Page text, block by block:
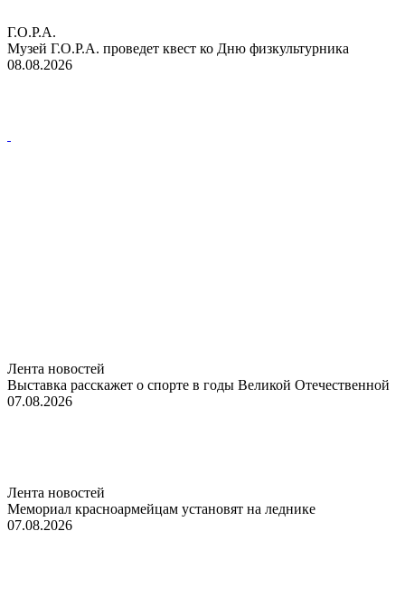
Г.О.Р.А.
Музей Г.О.Р.А. проведет квест ко Дню физкультурника
08.08.2026
Лента новостей
Выставка расскажет о спорте в годы Великой Отечественной
07.08.2026
Лента новостей
Мемориал красноармейцам установят на леднике
07.08.2026